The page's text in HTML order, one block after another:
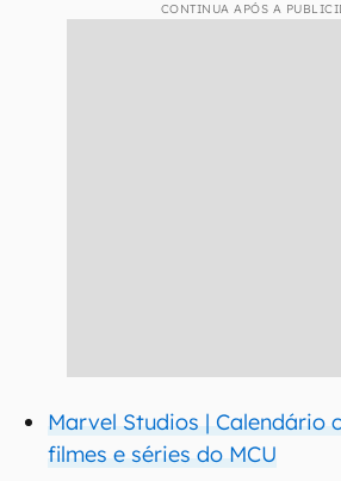
CONTINUA APÓS A
Marvel Studios | Calendário
filmes e séries do MCU